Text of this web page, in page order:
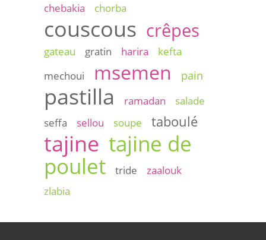
chebakia
chorba
couscous crêpes
gateau gratin harira
kefta
mechoui
msemen pain
pastilla ramadan
salade
seffa
sellou soupe taboulé
tajine tajine de
poulet
tride
zaalouk
zlabia